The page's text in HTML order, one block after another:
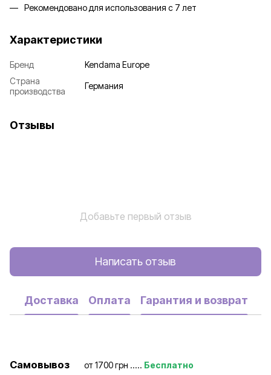
Рекомендовано для использования с 7 лет
Характеристики
Бренд
Kendama Europe
Страна
производства
Германия
Отзывы
Добавьте первый отзыв
Написать отзыв
Доставка Оплата Гарантия и возврат
Самовывоз от 1700 грн ..... Бесплатно